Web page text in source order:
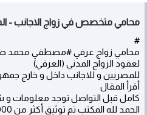
محامي متخصص في زواج الاجانب -
#
محامي زواج عرفي #مصطفي محمد
لعقود الزواج المدني (العرفي)
للمصريين و للاجانب داخل و خارج
أقرأ المقال
كامل قبل التواصل توجد معلومات